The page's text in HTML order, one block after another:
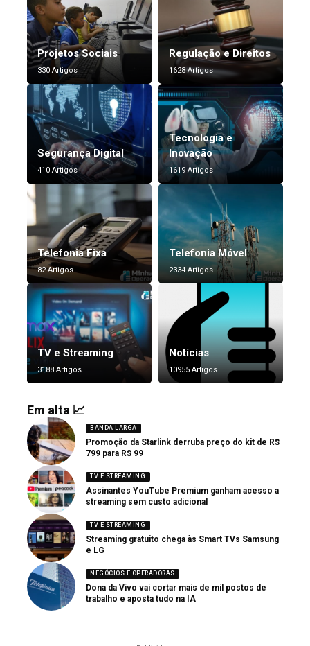
Projetos Sociais
330 Artigos
Regulação e Direitos
1628 Artigos
Segurança Digital
410 Artigos
Tecnologia e
Inovação
1619 Artigos
Telefonia Fixa
82 Artigos
Telefonia Móvel
2334 Artigos
TV e Streaming
3188 Artigos
Notícias
10955 Artigos
Em alta 📈
BANDA LARGA
Promoção da Starlink derruba preço do kit de R$
799 para R$ 99
TV E STREAMING
Assinantes YouTube Premium ganham acesso a
streaming sem custo adicional
TV E STREAMING
Streaming gratuito chega às Smart TVs Samsung
e LG
NEGÓCIOS E OPERADORAS
Dona da Vivo vai cortar mais de mil postos de
trabalho e aposta tudo na IA